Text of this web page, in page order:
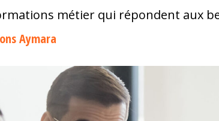
métier qui répondent aux
Aymara